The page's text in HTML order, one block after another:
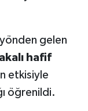
gelen
hafif
etkisiyle
öğrenildi.